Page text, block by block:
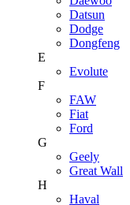
Datsun
Dodge
Dongfeng
E
Evolute
F
FAW
Fiat
Ford
G
Geely
Great Wall
H
Haval